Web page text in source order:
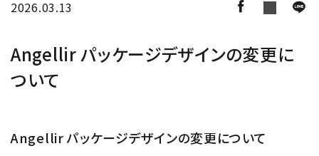
ログイン
search
カテゴリ
2026.03.13
Angellir パッケージデザインの変更に
ついて
Angellir パッケージデザインの変更について